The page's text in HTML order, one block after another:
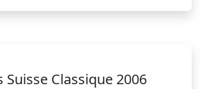
Classique 2006